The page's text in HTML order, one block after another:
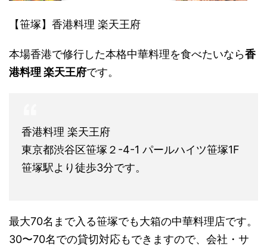
【笹塚】香港料理 楽天王府
本場香港で修行した本格中華料理を食べたいなら香
港料理 楽天王府です。
香港料理 楽天王府
東京都渋谷区笹塚２-4-1 パールハイツ笹塚1F
笹塚駅より徒歩3分です。
最大70名まで入る笹塚でも大箱の中華料理店です。
30〜70名での貸切対応もできますので、会社・サ